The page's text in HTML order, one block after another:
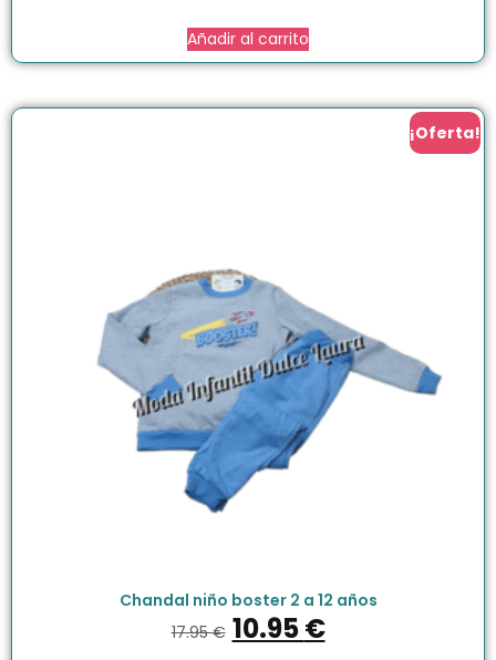
Añadir al carrito
¡Oferta!
Chandal niño boster 2 a 12 años
17.95€ 10.95€